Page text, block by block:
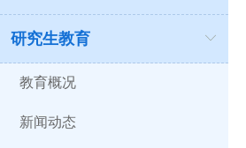
研究生教育
教育概况
新闻动态